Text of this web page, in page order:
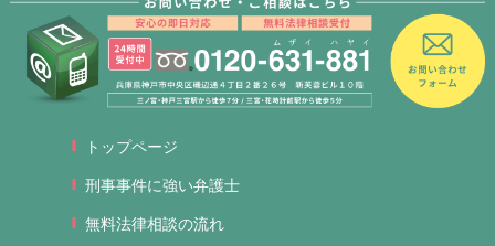
トップページ
刑事事件に強い弁護士
無料法律相談の流れ